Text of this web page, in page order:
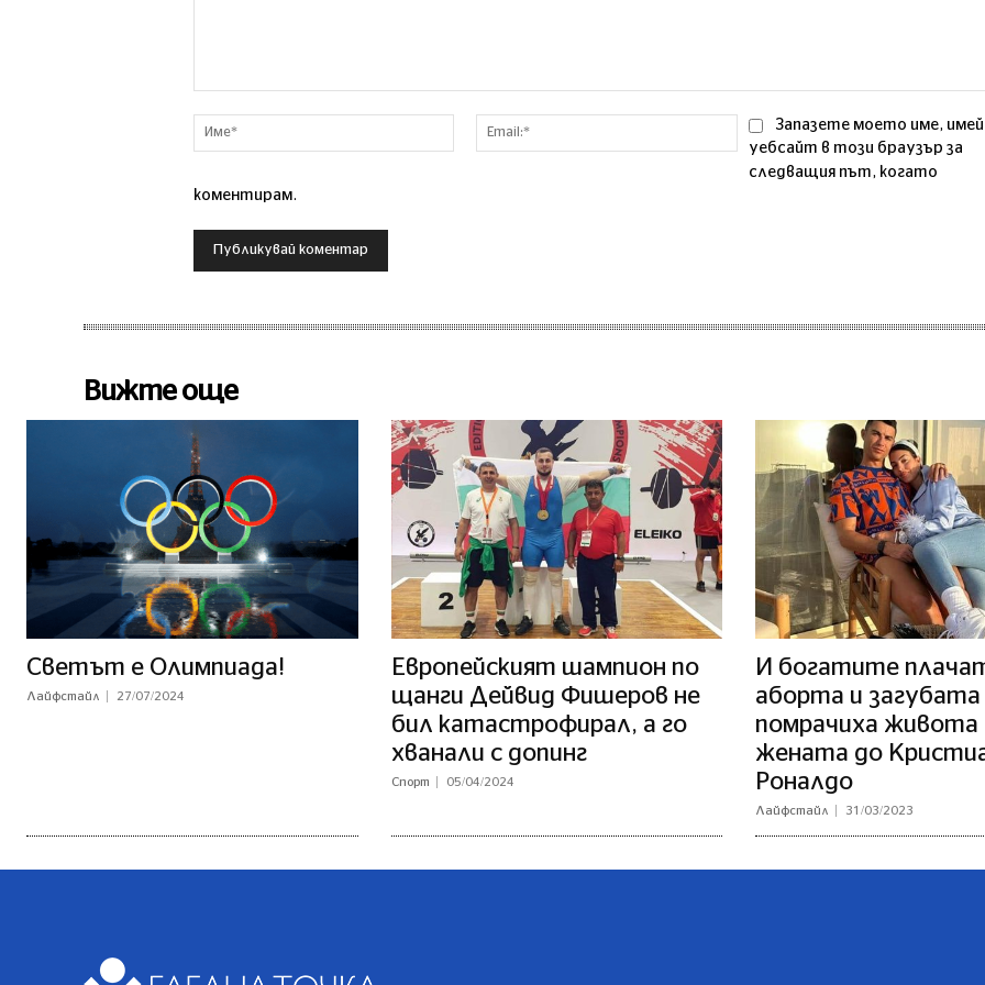
Име*
Email:*Запазете моето име,
уебсайт в този браузър за
следващия път, когато
коментирам.
Вижте още
Светът е Олимпиада!
Лайфстайл 27/07/2024
Европейският шампион по
щанги Дейвид Фишеров не
бил катастрофирал, а го
хванали с допинг
Спорт 05/04/2024
И богатите
аборта и
помрачиха живота
жената до
Роналдо
Лайфстайл 31/03/2023